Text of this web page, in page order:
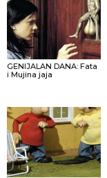
GENIJALAN DANA: Fata
i Mujina jaja